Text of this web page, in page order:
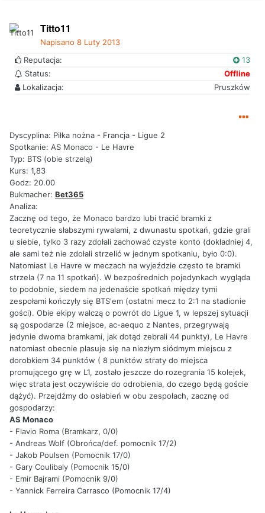
Titto11
Napisano 8 Luty 2013
Reputacja:
13
Status:
Offline
Lokalizacja:
Pruszków
Dyscyplina: Piłka nożna - Francja - Ligue 2
Spotkanie: AS Monaco - Le Havre
Typ: BTS (obie strzelą)
Kurs: 1,83
Godz: 20.00
Bukmacher: Bet365
Analiza:
Zacznę od tego, że Monaco bardzo lubi tracić bramki z
teoretycznie słabszymi rywalami, z dwunastu spotkań, gdzie grali
u siebie, tylko 3 razy zdołali zachować czyste konto (dokładniej 4,
ale sami też nie zdołali strzelić w jednym spotkaniu, było 0:0).
Natomiast Le Havre w meczach na wyjeździe często te bramki
strzela (7 na 11 spotkań). W bezpośrednich pojedynkach wygląda
to podobnie, siedem na jedenaście spotkań między tymi
zespołami kończyły się BTS'em (ostatni mecz to 2:1 na stadionie
gości). Obie ekipy walczą o powrót do Ligue 1, w lepszej sytuacji
są gospodarze (2 miejsce, ac-aequo z Nantes, przegrywają
jedynie dwoma bramkami, jak dotąd zebrali 44 punkty), Le Havre
natomiast obecnie plasuje się na niezłym siódmym miejscu z
dorobkiem 34 punktów ( 8 punktów straty do miejsca
promującego grę w L1, zostało jeszcze do rozegrania 15 kolejek,
więc strata jest oczywiście do odrobienia, do czego będą goście
dążyć). Przejdźmy do osłabień w obu zespołach, zacznę od
gospodarzy:
AS Monaco
- Flavio Roma (Bramkarz, 0/0)
- Andreas Wolf (Obrońca/def. pomocnik 17/2)
- Jakob Poulsen (Pomocnik 17/0)
- Gary Coulibaly (Pomocnik 15/0)
- Emir Bajrami (Pomocnik 9/0)
- Yannick Ferreira Carrasco (Pomocnik 17/4)